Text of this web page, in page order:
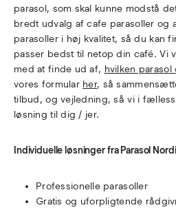
parasol, som skal kunne modstå
bredt udvalg af cafe parasoller og
parasoller i høj kvalitet, så du kan
passer bedst til netop din café. Vi
med at finde ud af, hvilken
vores formular her, så
tilbud, og vejledning, så vi i
løsning til dig / jer.
Individuelle løsninger fra Parasol
Professionelle parasoller
Gratis og uforpligtende